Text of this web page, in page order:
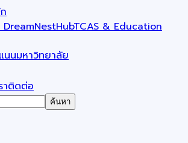
DreamNestHubTCAS & Education
นนมหาวิทยาลัย
าติดต่อ
ค้นหา